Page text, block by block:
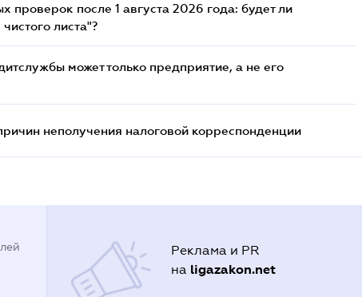
проверок после 1 августа 2026 года: будет ли
листа"?
может только предприятие, а не его
неполучения налоговой корреспонденции
Реклама и PR
на ligazakon.net